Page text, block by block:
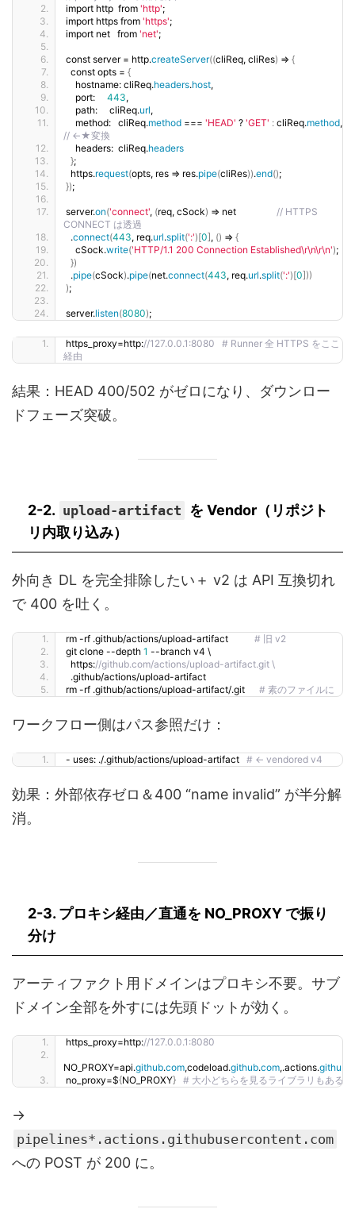
import http  from 'http';
import https from 'https';
import net   from 'net';
const server = http.createServer((cliReq, cliRes) = {
  const opts =
{
    hostname: cliReq.
headers.host,
    port:
443,
    path:     cliReq.
url,
    method:   cliReq.
method === 'HEAD' ? 'GET' : cliReq.method
// ←★変換
    headers:  cliReq.
headers
};
  https.
request(opts, res = res.pipe(cliRes)).end();
});
server.on('connect', (req, cSock) = net // HTTPS
CONNECT は透過
  .
connect(443, req.url.split(':')[0], () = {
    cSock.
write('HTTP/1.1 200 Connection Established\r\n\r\n');
})
  .
pipe(cSock).pipe(net.connect(443, req.url.split(':')[0]))
);
server.listen(8080);
https_proxy=http://127.0.0.1:8080   # Runner 全 HTTPS をここ
経由
結果：HEAD 400/502 がゼロになり、ダウンロー
ドフェーズ突破。
2-2. upload-artifact を Vendor（リポジト
リ内取り込み）
外向き DL を完全排除したい＋ v2 は API 互換切れ
で 400 を吐く。
rm -rf .github/actions/upload-artifact # 旧 v2
git clone --depth 1 --branch v4 \
  https:
//github.com/actions/upload-artifact.git \
  .github/actions/upload-artifact
rm -rf .github/actions/upload-artifact/.git # 素のファイルに
ワークフロー側はパス参照だけ：
- uses: ./.github/actions/upload-artifact # ← vendored v4
効果：外部依存ゼロ＆400 “name invalid” が半分解
消。
2-3. プロキシ経由／直通を NO_PROXY で振り
分け
アーティファクト用ドメインはプロキシ不要。サブ
ドメイン全部を外すには先頭ドットが効く。
https_proxy=http://127.0.0.1:8080
NO_PROXY=api.github.com,codeload.github.com,.actions.
no_proxy=${NO_PROXY} # 大小どちらを見るライブラリもある
→
pipelines*.actions.githubusercontent.com
への POST が 200 に。